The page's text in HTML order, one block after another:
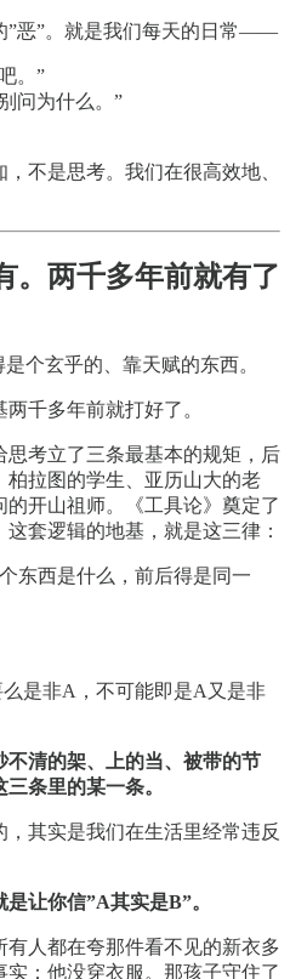
”恶”。就是我们每天的日常——
。”
问为什么。”
不是思考。我们在很高效地、
。两千多年前就有了
个玄乎的、靠天赋的东西。
千多年前就打好了。
考立了三条最基本的规矩，后
拉图的学生、亚历山大的老
开山祖师。《工具论》奠定了
套逻辑的地基，就是这三律：
东西是什么，前后得是同一
是非A，不可能即是A又是非
不清的架、上的当、被带的节
条里的某一条。
其实是我们在生活里经常违反
让你信”A其实是B”。
有人都在夸那件看不见的新衣多
：他没穿衣服。那孩子守住了